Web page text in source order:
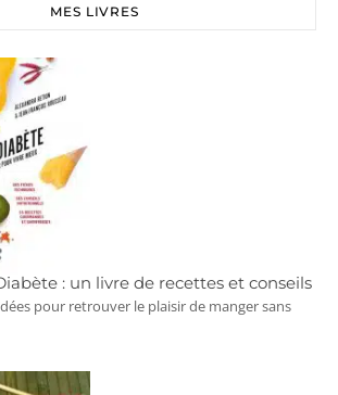
MES LIVRES
: un livre de recettes et conseils
pour retrouver le plaisir de manger sans